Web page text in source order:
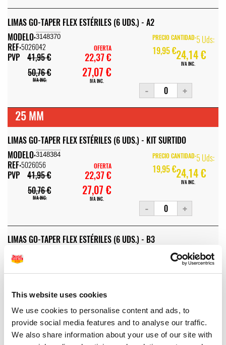
This website uses cookies
We use cookies to personalise content and ads, to
provide social media features and to analyse our traffic.
We also share information about your use of our site with
LIMAS GO-TAPER FLEX ESTÉRILES (6 UDS.) - A2
MODELO:3148370
REF:5026042
PVP
41,95 €
50,76 €
IVA INC.
OFERTA
22,37 €
27,07 €
IVA INC.
PRECIO CANTIDAD:5 Uds:
19,95 €24,14 €
IVA INC.
- +
25 MM
LIMAS GO-TAPER FLEX ESTÉRILES (6 UDS.) - KIT SURTIDO
MODELO:3148384
REF:5026056
PVP
41,95 €
50,76 €
IVA INC.
OFERTA
22,37 €
27,07 €
IVA INC.
PRECIO CANTIDAD:5 Uds:
19,95 €24,14 €
IVA INC.
- +
LIMAS GO-TAPER FLEX ESTÉRILES (6 UDS.) - B3
MODELO:
REF:5026053
PVP
41,95 €
50,76 €
IVA INC.
22,37 €
27,07 €
IVA INC.
PRECIO CANTIDAD:5 Uds:
24,14 €
- +
LIMAS GO-TAPER FLEX ESTÉRILES (6 UDS.) - A2